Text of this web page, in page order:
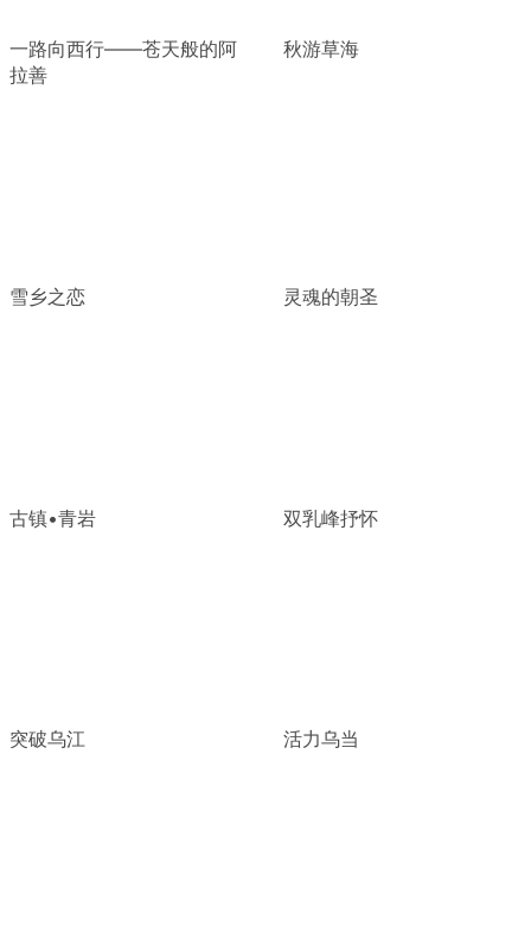
一路向西行——苍天般的阿
拉善
秋游草海
雪乡之恋 灵魂的朝圣
古镇•青岩 双乳峰抒怀
突破乌江 活力乌当